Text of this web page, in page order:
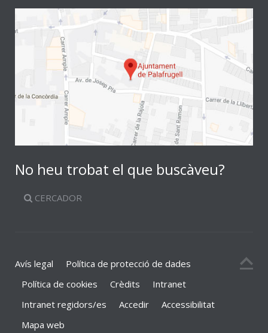
No heu trobat el que buscàveu?
CERCADOR
Avís legal
Política de protecció de dades
Política de cookies
Crèdits
Intranet
Intranet regidors/es
Accedir
Accessibilitat
Mapa web